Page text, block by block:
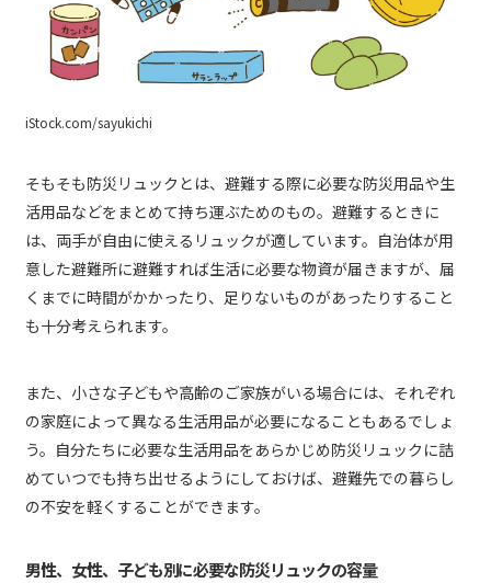
iStock.com/sayukichi
そもそも防災リュックとは、避難する際に必要な防災用品や生
活用品などをまとめて持ち運ぶためのもの。避難するときに
は、両手が自由に使えるリュックが適しています。自治体が用
意した避難所に避難すれば生活に必要な物資が届きますが、届
くまでに時間がかかったり、足りないものがあったりすること
も十分考えられます。
また、小さな子どもや高齢のご家族がいる場合には、それぞれ
の家庭によって異なる生活用品が必要になることもあるでしょ
う。自分たちに必要な生活用品をあらかじめ防災リュックに詰
めていつでも持ち出せるようにしておけば、避難先での暮らし
の不安を軽くすることができます。
男性、女性、子ども別に必要な防災リュックの容量